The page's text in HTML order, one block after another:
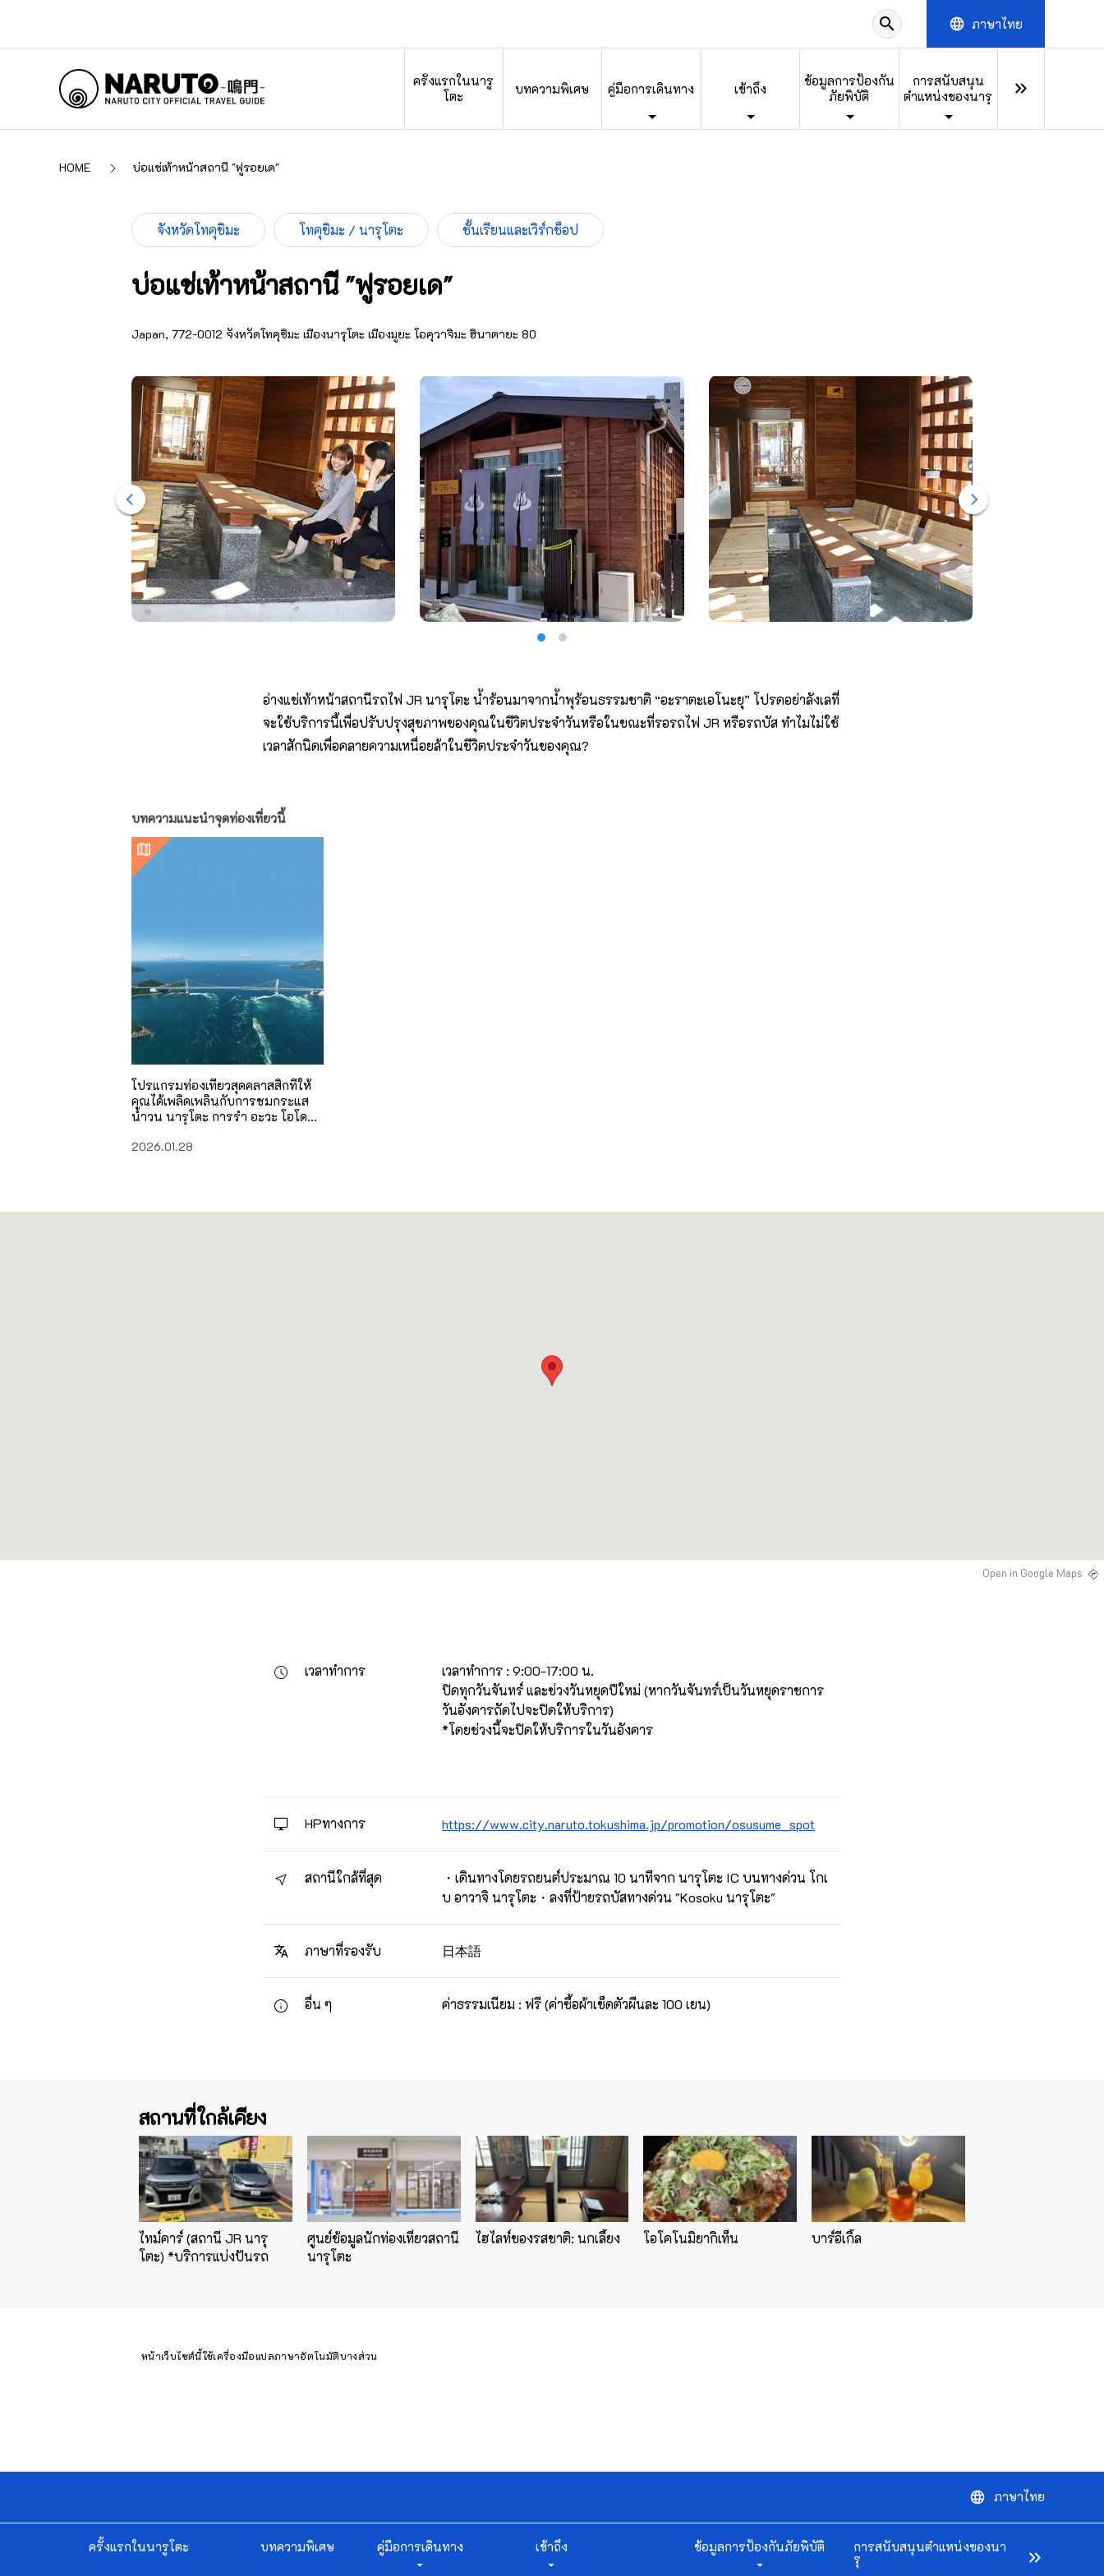
search language ภาษาไทย
ครั้งแรกในนารู
โตะ
บทความพิเศษ คู่มือการเดินทาง เข้าถึง
ข้อมูลการป้องกัน
ภัยพิบัติ
การสนับสนุน
ตำแหน่งของนารุ
keyboard_double_arrow_right
HOME บ่อแช่เท้าหน้าสถานี "ฟูรอยเด"
จังหวัดโทคุชิมะ โทคุชิมะ / นารุโตะ ชั้นเรียนและเวิร์กช็อป
บ่อแช่เท้าหน้าสถานี "ฟูรอยเด"
Japan, 772-0012 จังหวัดโทคุชิมะ เมืองนารุโตะ เมืองมูยะ โอคุวาจิมะ ฮินาตายะ 80
อ่างแช่เท้าหน้าสถานีรถไฟ JR นารุโตะ น้ำร้อนมาจากน้ำพุร้อนธรรมชาติ “อะราตะเอโนะยุ” โปรดอย่าลังเลที่
จะใช้บริการนี้เพื่อปรับปรุงสุขภาพของคุณในชีวิตประจำวันหรือในขณะที่รอรถไฟ JR หรือรถบัส ทำไมไม่ใช้
เวลาสักนิดเพื่อคลายความเหนื่อยล้าในชีวิตประจำวันของคุณ?
บทความแนะนำจุดท่องเที่ยวนี้
โปรแกรมท่องเที่ยวสุดคลาสสิกที่ให้
คุณได้เพลิดเพลินกับการชมกระแส
น้ำวน นารุโตะ การรำ อะวะ โอโดริ
2026.01.28
Open in Google Maps
เวลาทำการ
เวลาทำการ : 9:00-17:00 น.
ปิดทุกวันจันทร์ และช่วงวันหยุดปีใหม่ (หากวันจันทร์เป็นวันหยุดราชการ
วันอังคารถัดไปจะปิดให้บริการ)
*โดยช่วงนี้จะปิดให้บริการในวันอังคาร
HPทางการ https://www.city.naruto.tokushima.jp/promotion/osusume_spot
สถานีใกล้ที่สุด
・เดินทางโดยรถยนต์ประมาณ 10 นาทีจาก นารุโตะ IC บนทางด่วน โกเ
บ อาวาจิ นารุโตะ・ลงที่ป้ายรถบัสทางด่วน "Kosoku นารุโตะ"
ภาษาที่รองรับ 日本語
อื่น ๆ ค่าธรรมเนียม : ฟรี (ค่าซื้อผ้าเช็ดตัวผืนละ 100 เยน)
สถานที่ใกล้เคียง
ไทม์คาร์ (สถานี JR นารุ
โตะ) *บริการแบ่งปันรถ
ศูนย์ข้อมูลนักท่องเที่ยวสถานี
นารุโตะ
ไฮไลท์ของรสชาติ: นกเลี้ยง โอโคโนมิยากิเท็น บาร์อีเกิ้ล
หน้าเว็บไซต์นี้ใช้เครื่องมือแปลภาษาอัตโนมัติบางส่วน
language ภาษาไทย
ครั้งแรกในนารูโตะ บทความพิเศษ คู่มือการเดินทาง
arrow_drop_down
เข้าถึง
arrow_drop_down
ข้อมูลการป้องกันภัยพิบัติ
arrow_drop_down
การสนับสนุนตำแหน่งของนา
รุ keyboard_double_arrow_right